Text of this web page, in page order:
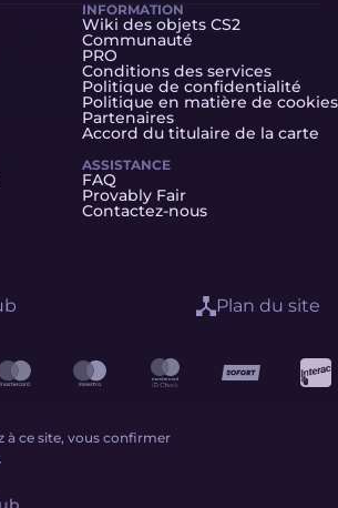
INFORMATION
Wiki des objets CS2
Communauté
PRO
Conditions des services
Politique de confidentialité
Politique en matière de cookies
Partenaires
Accord du titulaire de la carte
ASSISTANCE
FAQ
Provably Fair
Contactez-nous
à ce site, vous confirmer
Plan du site